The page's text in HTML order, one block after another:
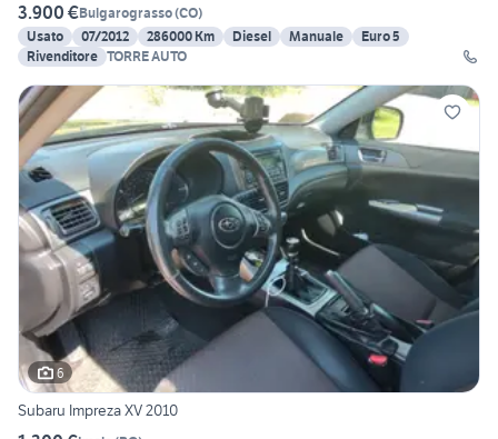
3.900 €Bulgarograsso(CO)
Usato
07/2012 286000 Km Diesel Manuale
Euro 5
Rivenditore TORRE AUTO
6
Subaru Impreza XV 2010